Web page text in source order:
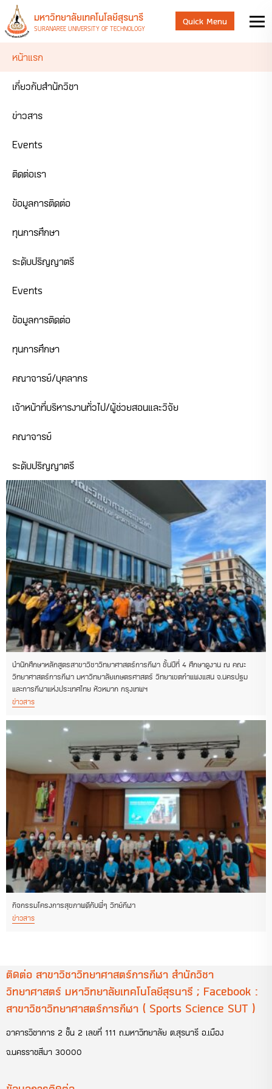
มหาวิทยาลัยเทคโนโลยีสุรนารี
SURANAREE UNIVERSITY OF TECHNOLOGY
Quick Menu
หน้าแรก
เกี่ยวกับสำนักวิชา
ข่าวสาร
Events
ติดต่อเรา
ข้อมูลการติดต่อ
ทุนการศึกษา
ระดับปริญญาตรี
Events
ข้อมูลการติดต่อ
ทุนการศึกษา
คณาจารย์/บุคลากร
เจ้าหน้าที่บริหารงานทั่วไป/ผู้ช่วยสอนและวิจัย
คณาจารย์
ระดับปริญญาตรี
นำนักศึกษาหลักสูตรสาขาวิชาวิทยาศาสตร์การกีฬา ชั้นปีที่ 4 ศึกษาดูงาน ณ คณะ
วิทยาศาสตร์การกีฬา มหาวิทยาลัยเกษตรศาสตร์ วิทยาเขตกำแพงแสน จ.นครปฐม
และการกีฬาแห่งประเทศไทย หัวหมาก กรุงเทพฯ
ข่าวสาร
กิจกรรมโครงการสุขภาพดีกับพี่ๆ วิทย์กีฬา
ข่าวสาร
ติดต่อ สาขาวิชาวิทยาศาสตร์การกีฬา สำนักวิชา
วิทยาศาสตร์ มหาวิทยาลัยเทคโนโลยีสุรนารี ; Facebook :
สาขาวิชาวิทยาศาสตร์การกีฬา ( Sports Science SUT )
อาคารวิชาการ 2 ชั้น 2 เลขที่ 111 ถ.มหาวิทยาลัย ต.สุรนารี อ.เมือง
จ.นครราชสีมา 30000